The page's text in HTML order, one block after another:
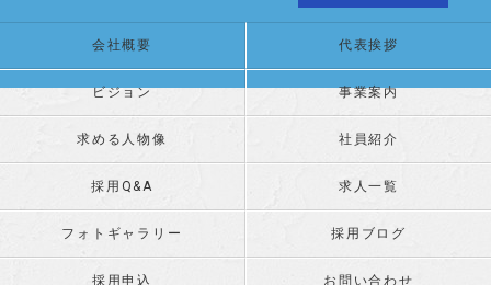
会社概要 代表挨拶
ビジョン 事業案内
求める人物像 社員紹介
採用Q&A 求人一覧
フォトギャラリー 採用ブログ
採用申込 お問い合わせ